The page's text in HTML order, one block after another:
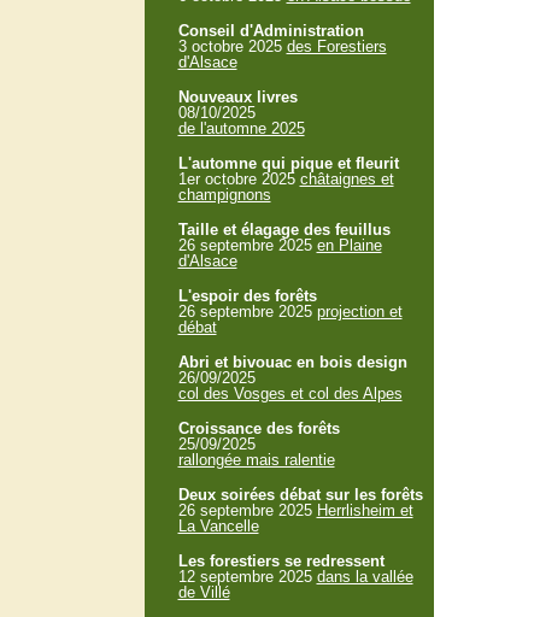
Conseil d'Administration
3 octobre 2025 des Forestiers
d'Alsace
Nouveaux livres
08/10/2025
de l'automne 2025
L'automne qui pique et fleurit
1er octobre 2025 châtaignes et
champignons
Taille et élagage des feuillus
26 septembre 2025 en Plaine
d'Alsace
L'espoir des forêts
26 septembre 2025 projection et
débat
Abri et bivouac en bois design
26/09/2025
col des Vosges et col des Alpes
Croissance des forêts
25/09/2025
rallongée mais ralentie
Deux soirées débat sur les forêts
26 septembre 2025 Herrlisheim et
La Vancelle
Les forestiers se redressent
12 septembre 2025 dans la vallée
de Villé